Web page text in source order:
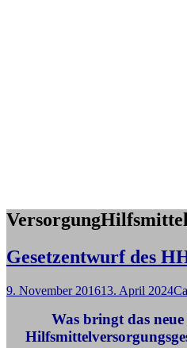
Gesetzentwurf des
9. November 201613. April 2024
Was bringt das